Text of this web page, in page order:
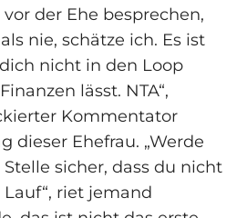
der Ehe besprechen,
nie, schätze ich. Es ist
nicht in den Loop
lässt. NTA“,
Kommentator
dieser Ehefrau. „Werde
sicher, dass du nicht
riet jemand